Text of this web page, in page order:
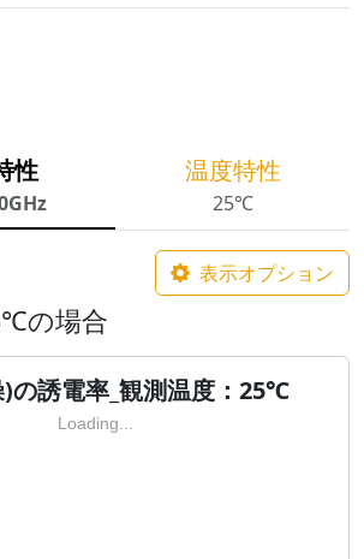
性 温度特性
25℃
表示オプション
の場合
の誘電率_観測温度：25℃
Loading...